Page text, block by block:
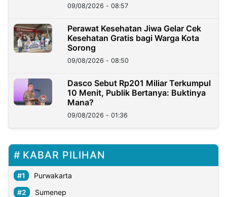
09/08/2026 - 08:57
Perawat Kesehatan Jiwa Gelar Cek
Kesehatan Gratis bagi Warga Kota
Sorong
09/08/2026 - 08:50
Dasco Sebut Rp201 Miliar Terkumpul
10 Menit, Publik Bertanya: Buktinya
Mana?
09/08/2026 - 01:36
KABAR PILIHAN
Purwakarta
Sumenep